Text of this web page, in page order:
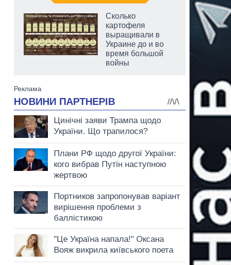
Сколько
картофеля
выращивали в
Украине до и во
время большой
войны